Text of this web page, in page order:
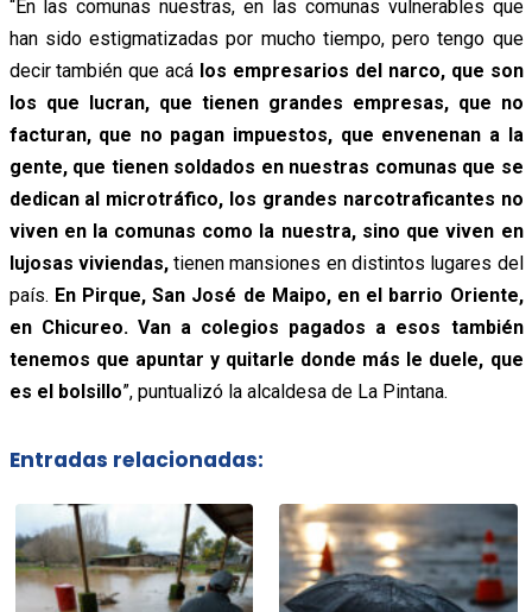
“En las comunas nuestras, en las comunas vulnerables que
han sido estigmatizadas por mucho tiempo, pero tengo que
decir también que acá los empresarios del narco, que son
los que lucran, que tienen grandes empresas, que no
facturan, que no pagan impuestos, que envenenan a la
gente, que tienen soldados en nuestras comunas que se
dedican al microtráfico, los grandes narcotraficantes no
viven en la comunas como la nuestra, sino que viven en
lujosas viviendas,tienen mansiones en distintos lugares del
país. En Pirque, San José de Maipo, en el barrio Oriente,
en Chicureo. Van a colegios pagados a esos también
tenemos que apuntar y quitarle donde más le duele, que
es el bolsillo”, puntualizó la alcaldesa de La Pintana.
Entradas relacionadas: